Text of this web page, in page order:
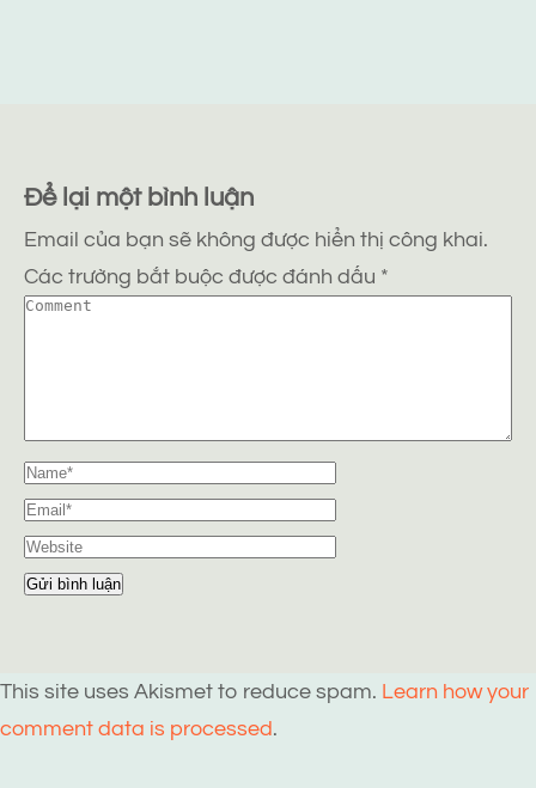
Để lại một bình luận
Email của bạn sẽ không được hiển thị công khai.
Các trường bắt buộc được đánh dấu *
This site uses Akismet to reduce spam. Learn how your
comment data is processed.